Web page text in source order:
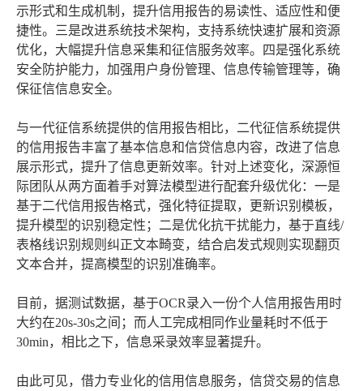
示形式和生成机制，提升信用报告的易读性、适应性和便
捷性。三是改进系统技术架构，支持系统快速扩展和资源
优化，大幅提升信息采集和征信服务效率。四是强化系统
安全防护能力，加强用户身份管理、信息传输管理等，确
保征信信息安全。
与一代征信系统提供的信用报告相比，二代征信系统提供
的信用报告丰富了基本信息和信贷信息内容，改进了信息
展示形式，提升了信息更新效率。针对上述变化，深源恒
际团队从两方面着手对算法模型进行配套升级优化：一是
基于二代信用报告格式，强化特征提取，更新识别模板，
提升模型的识别稳定性；二是优化抗干扰能力，基于直线/
表格线识别规则纠正文本畸变，结合启发式规则实现翻页
文本合并，提高模型的识别准确率。
目前，据测试数据，基于OCR录入一份个人信用报告用时
大约在20s-30s之间；而人工完成相同作业量耗时不低于
30min，相比之下，信息采录效率显著提升。
由此可见，借力专业化的信用信息服务，信贷交易的信息